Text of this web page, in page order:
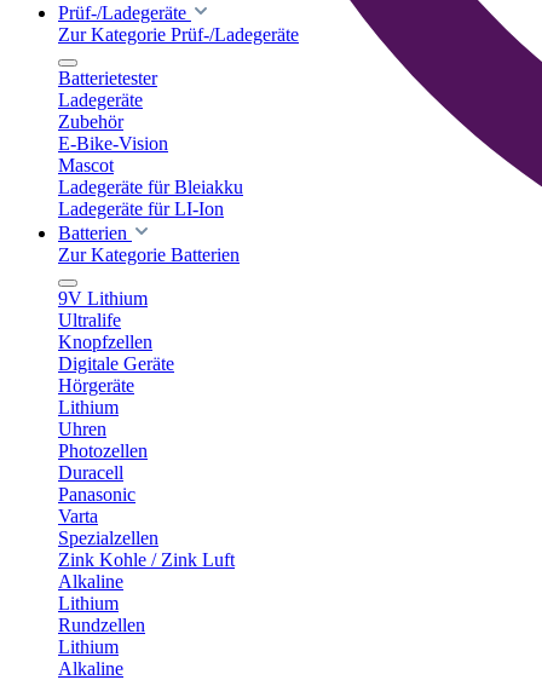
Prüf-/Ladegeräte
Zur Kategorie Prüf-/Ladegeräte
Batterietester
Ladegeräte
Zubehör
E-Bike-Vision
Mascot
Ladegeräte für Bleiakku
Ladegeräte für LI-Ion
Batterien
Zur Kategorie Batterien
9V Lithium
Ultralife
Knopfzellen
Digitale Geräte
Hörgeräte
Lithium
Uhren
Photozellen
Duracell
Panasonic
Varta
Spezialzellen
Zink Kohle / Zink Luft
Alkaline
Lithium
Rundzellen
Lithium
Alkaline